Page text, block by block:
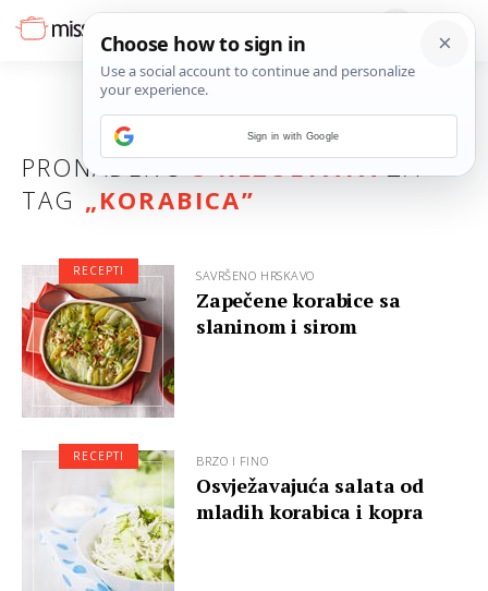
PRONAĐENO5 REZULTATAZA
TAG „KORABICA”
SAVRŠENO HRSKAVO
Zapečene korabice sa
slaninom i sirom
RECEPTI
BRZO I FINO
Osvježavajuća salata od
mladih korabica i kopra
RECEPTI
Sign in with Google